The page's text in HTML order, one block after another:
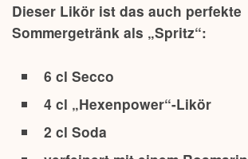
Dieser Likör ist das auch perfekte
Sommergetränk als „Spritz“:
6 cl Secco
4 cl „Hexenpower“-Likör
2 cl Soda